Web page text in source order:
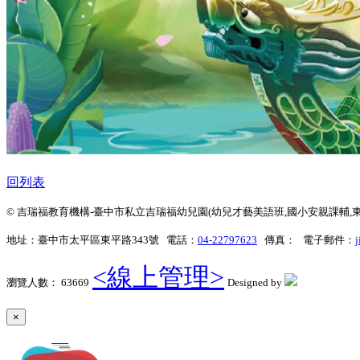
回列表
© 吉瑞福教育機構-臺中市私立吉瑞福幼兒園(幼兒才藝美語班,國小安親課輔,
地址：臺中市太平區東平路343號 電話： 04-22797623 傳真： 電子郵件：
瀏覽人數： 63669 <線上管理> Designed by
×